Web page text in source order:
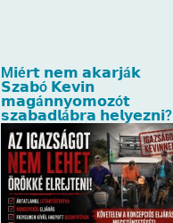
M𝗶é𝗿𝘁 𝗻𝗲𝗺 𝗮𝗸𝗮𝗿𝗷á𝗸
𝗦𝘇𝗮𝗯ó 𝗞𝗲𝘃𝗶𝗻
𝗺𝗮𝗴á𝗻𝗻𝘆𝗼𝗺𝗼𝘇ó𝘁
𝘀𝘇𝗮𝗯𝗮𝗱𝗹á𝗯𝗿𝗮 𝗵𝗲𝗹𝘆𝗲𝘇𝗻𝗶?